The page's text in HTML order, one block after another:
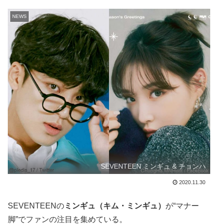
NEWS
SEVENTEEN ミンギュ & チョンハ
2020.11.30
SEVENTEENのミンギュ（キム・ミンギュ） が“マナー
脚”でファンの注目を集めている。